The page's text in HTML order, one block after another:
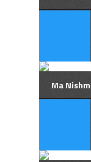
Ma